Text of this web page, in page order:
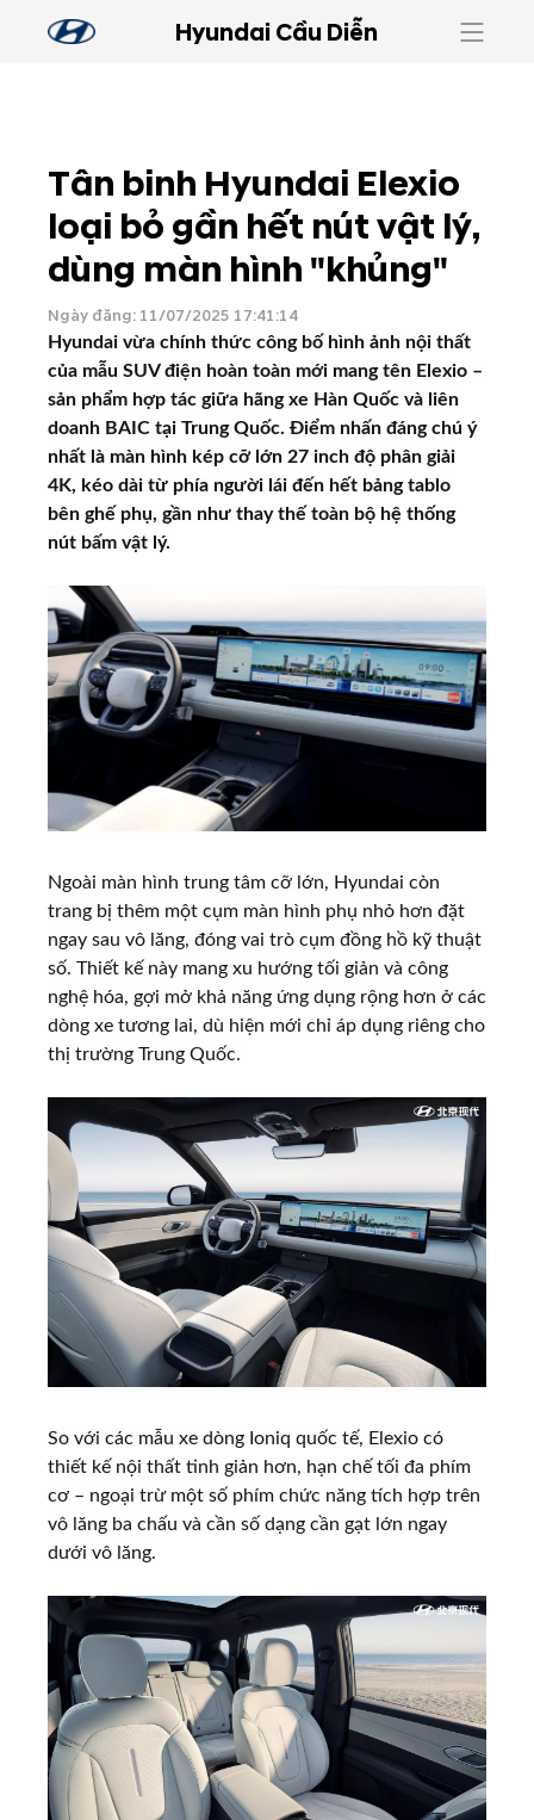
Hyundai Cầu Diễn
Tân binh Hyundai Elexio
loại bỏ gần hết nút vật lý,
dùng màn hình "khủng"
Ngày đăng: 11/07/2025 17:41:14
Hyundai vừa chính thức công bố hình ảnh nội thất
của mẫu SUV điện hoàn toàn mới mang tên Elexio –
sản phẩm hợp tác giữa hãng xe Hàn Quốc và liên
doanh BAIC tại Trung Quốc. Điểm nhấn đáng chú ý
nhất là màn hình kép cỡ lớn 27 inch độ phân giải
4K, kéo dài từ phía người lái đến hết bảng tablo
bên ghế phụ, gần như thay thế toàn bộ hệ thống
nút bấm vật lý.
Ngoài màn hình trung tâm cỡ lớn, Hyundai còn
trang bị thêm một cụm màn hình phụ nhỏ hơn đặt
ngay sau vô lăng, đóng vai trò cụm đồng hồ kỹ thuật
số. Thiết kế này mang xu hướng tối giản và công
nghệ hóa, gợi mở khả năng ứng dụng rộng hơn ở các
dòng xe tương lai, dù hiện mới chỉ áp dụng riêng cho
thị trường Trung Quốc.
So với các mẫu xe dòng Ioniq quốc tế, Elexio có
thiết kế nội thất tinh giản hơn, hạn chế tối đa phím
cơ – ngoại trừ một số phím chức năng tích hợp trên
vô lăng ba chấu và cần số dạng cần gạt lớn ngay
dưới vô lăng.